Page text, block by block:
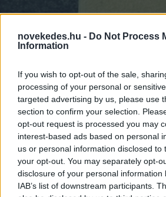
novekedes.hu - Do Not Process
Information
If you wish to opt-out of the sale,
processing of your personal or
targeted advertising by us, please use
section to confirm your selection.
opt-out request is processed you may
interest-based ads based on personal
us or personal information disclosed to
your opt-out. You may separately opt-
disclosure of your personal information
IAB’s list of downstream participants.
A hibrid
a változó
új igényeket
az irodabérleti
INGATLAN 2026. JÚN. 24. NÖVEKEDÉS.HU